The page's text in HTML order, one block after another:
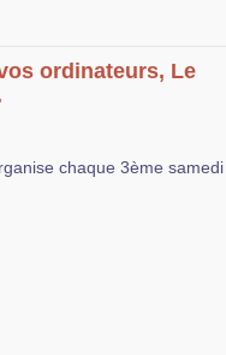
ordinateurs, Le
chaque 3ème samedi